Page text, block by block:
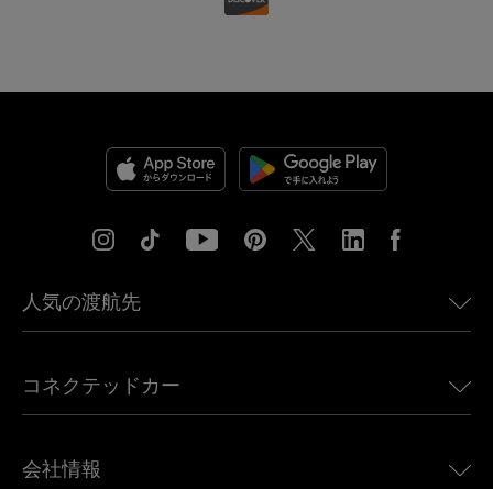
人気の渡航先
ヨーロッパ向けeSIM
カナダ向けeSIM
コネクテッドカー
Land Rover向けUbigi
会社情報